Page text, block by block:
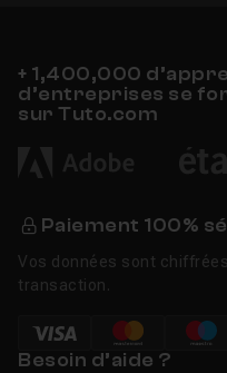
+ 1,400,000
d’entreprises se
sur Tuto.com
Paiement 100%
Vos données sont
transaction.
Besoin d’aide ?